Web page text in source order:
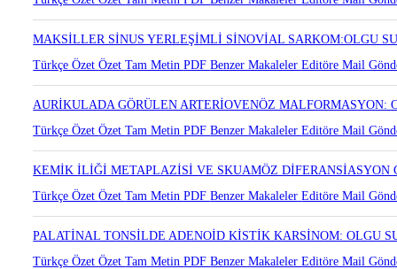
MAKSİLLER SİNUS YERLEŞİMLİ SİNOVİAL SARKOM:OLGU
Türkçe ÖzetÖzetTam MetinPDFBenzer MakalelerEditöre Mail
AURİKULADA GÖRÜLEN ARTERİOVENÖZ MALFORMASYON:
Türkçe ÖzetÖzetTam MetinPDFBenzer MakalelerEditöre Mail
KEMİK İLİĞİ METAPLAZİSİ VE SKUAMÖZ DİFERANSİASYON
Türkçe ÖzetÖzetTam MetinPDFBenzer MakalelerEditöre Mail
PALATİNAL TONSİLDE ADENOİD KİSTİK KARSİNOM: OLGU
Türkçe ÖzetÖzetTam MetinPDFBenzer MakalelerEditöre Mail